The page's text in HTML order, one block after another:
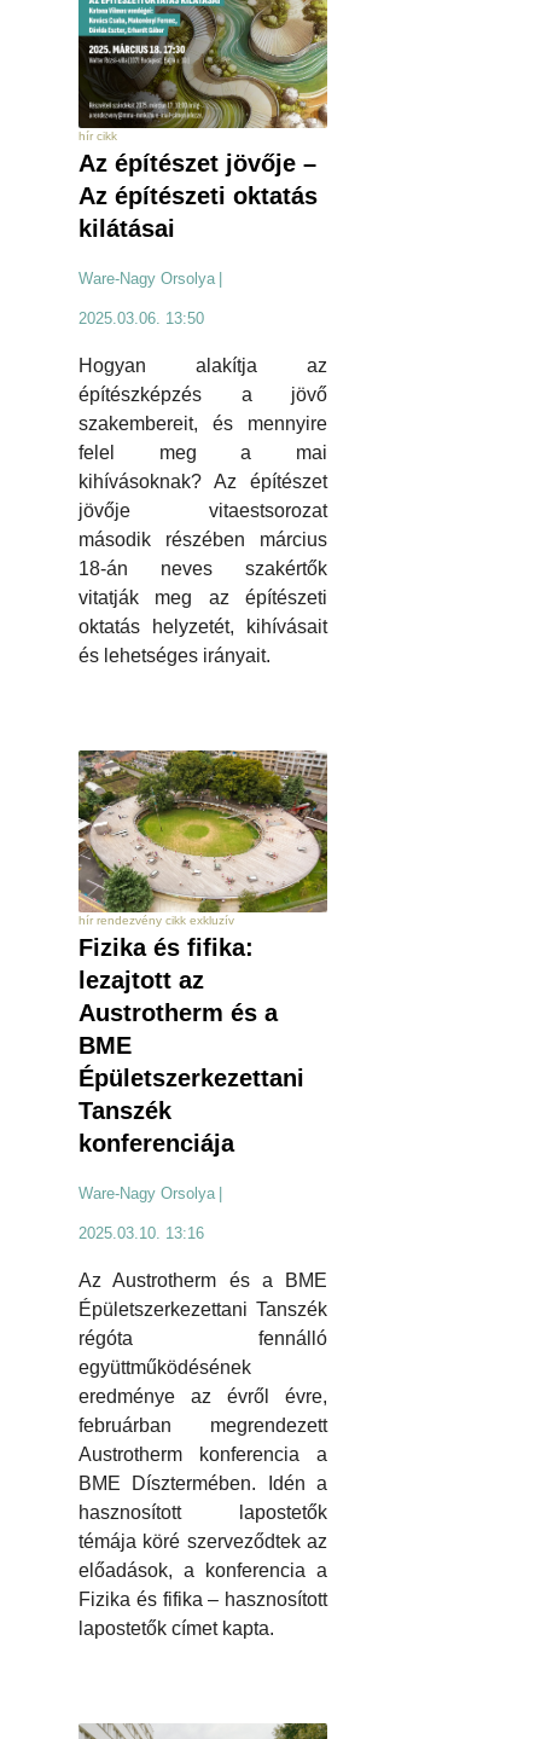
hír cikk
Az építészet jövője –
Az építészeti oktatás
kilátásai
Ware-Nagy Orsolya
2025.03.06. 13:50
Hogyan alakítja az
építészképzés a jövő
szakembereit, és mennyire
felel meg a mai
kihívásoknak? Az építészet
jövője vitaestsorozat
második részében március
18-án neves szakértők
vitatják meg az építészeti
oktatás helyzetét, kihívásait
és lehetséges irányait.
hír rendezvény cikk exkluzív
Fizika és fifika:
lezajtott az
Austrotherm és a
BME
Épületszerkezettani
Tanszék
konferenciája
Ware-Nagy Orsolya
2025.03.10. 13:16
Az Austrotherm és a BME
Épületszerkezettani Tanszék
régóta fennálló
együttműködésének
eredménye az évről évre,
februárban megrendezett
Austrotherm konferencia a
BME Dísztermében. Idén a
hasznosított lapostetők
témája köré szerveződtek az
előadások, a konferencia a
Fizika és fifika – hasznosított
lapostetők címet kapta.